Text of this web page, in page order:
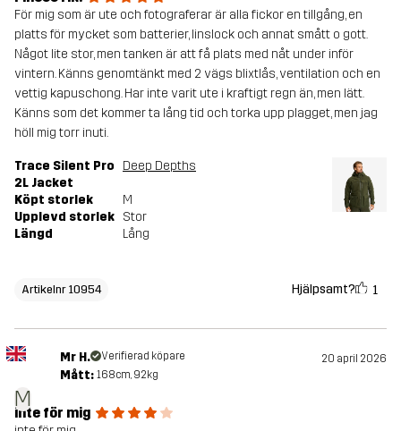
För mig som är ute och fotograferar är alla fickor en tillgång, en
platts för mycket som batterier, linslock och annat smått o gott.
Något lite stor, men tanken är att få plats med nåt under inför
vintern. Känns genomtänkt med 2 vägs blixtlås, ventilation och en
vettig kapuschong. Har inte varit ute i kraftigt regn än, men lätt.
Känns som det kommer ta lång tid och torka upp plagget, men jag
höll mig torr inuti.
Trace Silent Pro
2L Jacket
Deep Depths
Köpt storlek
M
Upplevd storlek Stor
Längd
Lång
Artikelnr 10954 Hjälpsamt? 1
M
Mr H. Verifierad köpare 20 april 2026
Mått: 168cm, 92kg
inte för mig